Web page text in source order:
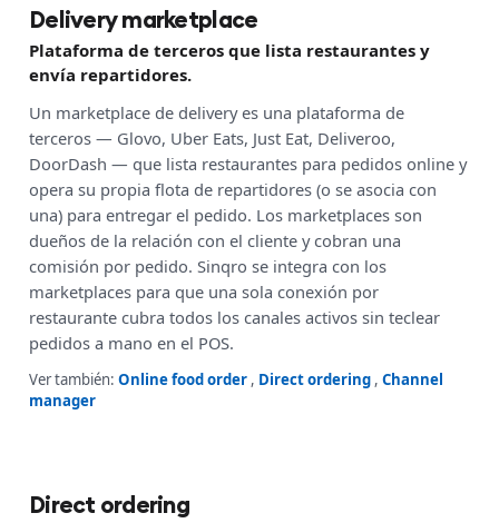
Delivery marketplace
Plataforma de terceros que lista restaurantes y
envía repartidores.
Un marketplace de delivery es una plataforma de
terceros — Glovo, Uber Eats, Just Eat, Deliveroo,
DoorDash — que lista restaurantes para pedidos online y
opera su propia flota de repartidores (o se asocia con
una) para entregar el pedido. Los marketplaces son
dueños de la relación con el cliente y cobran una
comisión por pedido. Sinqro se integra con los
marketplaces para que una sola conexión por
restaurante cubra todos los canales activos sin teclear
pedidos a mano en el POS.
Ver también: Online food order , Direct ordering , Channel
manager
Direct ordering